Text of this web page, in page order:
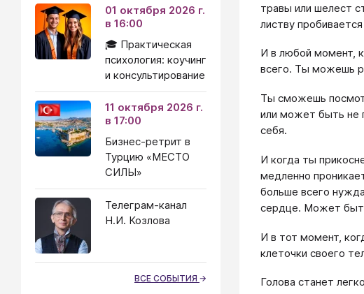
травы или шелест
листву
И в любой момент,
всего. Ты можешь
Ты сможешь
или может быть не
себя.
И когда ты
медленно
больше всего
сердце. Может
И в тот момент,
клеточки своего
Голова станет
01 октября 2026 г.
в 16:00
🎓 Практическая
психология: коучинг
и консультирование
11 октября 2026 г.
в 17:00
Бизнес-ретрит в
Турцию «МЕСТО
СИЛЫ»
Телеграм-канал
Н.И. Козлова
ВСЕ СОБЫТИЯ